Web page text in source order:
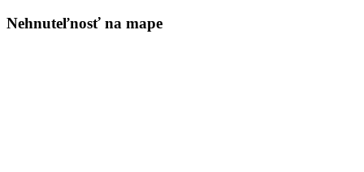
Nehnuteľnosť na mape